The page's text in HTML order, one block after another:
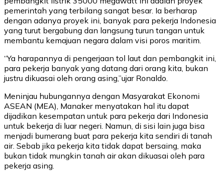
pemerintah yang terbilang sangat besar. Ia berharap
dengan adanya proyek ini, banyak para pekerja Indonesia
yang turut bergabung dan langsung turun tangan untuk
membantu kemajuan negara dalam visi poros maritim.
“Ya harapannya di pengerjaan tol laut dan pembangkit ini,
para pekerja banyak yang datang dari orang kita, bukan
justru dikuasai oleh orang asing,”ujar Ronaldo.
Meninjau hubungannya dengan Masyarakat Ekonomi
ASEAN (MEA), Manaker menyatakan hal itu dapat
dijadikan kesempatan untuk para pekerja dari Indonesia
untuk bekerja di luar negeri. Namun, di sisi lain juga bisa
menjadi bumerang buat para pekerja kita sendiri di tanah
air. Sebab jika pekerja kita tidak dapat bersaing, maka
bukan tidak mungkin tanah air akan dikuasai oleh para
pekerja asing.